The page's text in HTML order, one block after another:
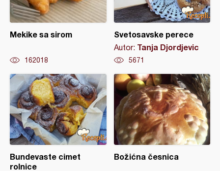
Mekike sa sirom
162018
Svetosavske perece
Autor: Tanja Djordjevic
5671
Bundevaste cimet
rolnice
Božićna česnica